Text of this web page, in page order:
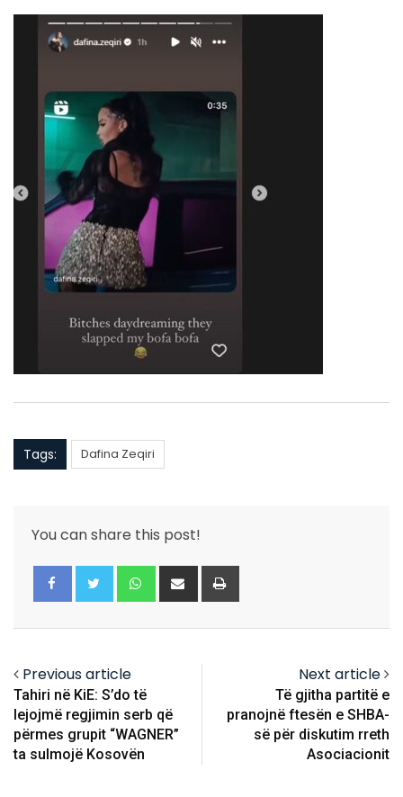
Tags: Dafina Zeqiri
You can share this post!
Whatsapp
Share
via
Previous article
Tahiri në KiE: S’do të
lejojmë regjimin serb që
përmes grupit “WAGNER”
ta sulmojë Kosovën
Next article
Të gjitha partitë e
pranojnë ftesën e SHBA-
së për diskutim rreth
Asociacionit